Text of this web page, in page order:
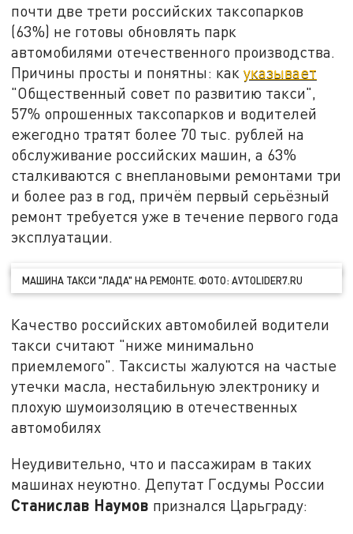
почти две трети российских таксопарков
(63%) не готовы обновлять парк
автомобилями отечественного производства.
Причины просты и понятны: какуказывает
"Общественный совет по развитию такси",
57% опрошенных таксопарков и водителей
ежегодно тратят более 70 тыс. рублей на
обслуживание российских машин, а 63%
сталкиваются с внеплановыми ремонтами три
и более раз в год, причём первый серьёзный
ремонт требуется уже в течение первого года
эксплуатации.
МАШИНА ТАКСИ "ЛАДА" НА РЕМОНТЕ. ФОТО: AVTOLIDER7.RU
Качество российских автомобилей водители
такси считают "ниже минимально
приемлемого". Таксисты жалуются на частые
утечки масла, нестабильную электронику и
плохую шумоизоляцию в отечественных
автомобилях
Неудивительно, что и пассажирам в таких
машинах неуютно. Депутат Госдумы России
Станислав Наумов признался Царьграду: